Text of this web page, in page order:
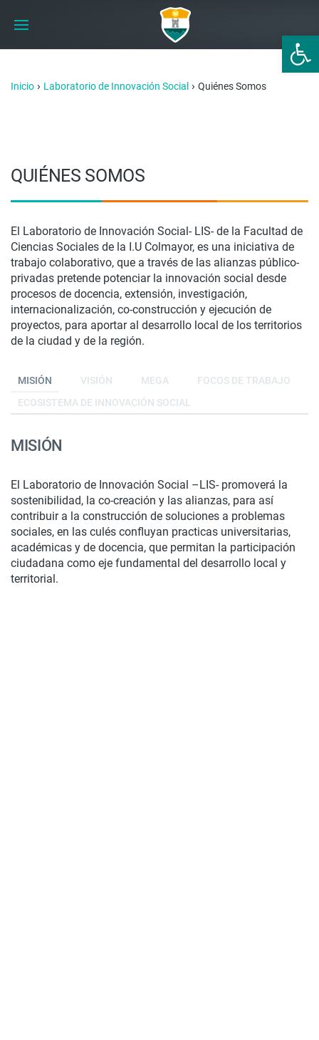
Abrir
Inicio › Laboratorio de Innovación Social › Quiénes Somos
QUIÉNES SOMOS
El Laboratorio de Innovación Social- LIS- de la Facultad de
Ciencias Sociales de la I.U Colmayor, es una iniciativa de
trabajo colaborativo, que a través de las alianzas público-
privadas pretende potenciar la innovación social desde
procesos de docencia, extensión, investigación,
internacionalización, co-construcción y ejecución de
proyectos, para aportar al desarrollo local de los territorios
de la ciudad y de la región.
MISIÓN VISIÓN MEGA
FOCOS DE TRABAJO
ECOSISTEMA DE INNOVACIÓN SOCIAL
MISIÓN
El Laboratorio de Innovación Social –LIS- promoverá la
sostenibilidad, la co-creación y las alianzas, para así
contribuir a la construcción de soluciones a problemas
sociales, en las culés confluyan practicas universitarias,
académicas y de docencia, que permitan la participación
ciudadana como eje fundamental del desarrollo local y
territorial.